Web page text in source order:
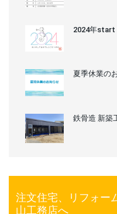
2024年start
夏季休業の
鉄骨造 新築
注文住宅、リフォー
山工務店へ